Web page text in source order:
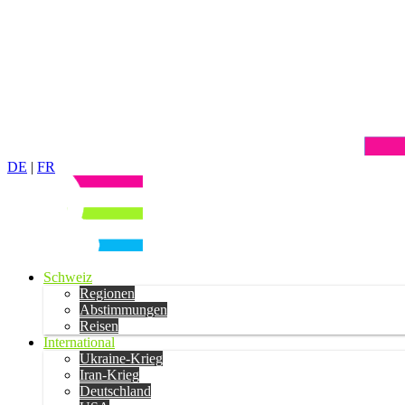
DE | FR
Schweiz
Regionen
Abstimmungen
Reisen
International
Ukraine-Krieg
Iran-Krieg
Deutschland